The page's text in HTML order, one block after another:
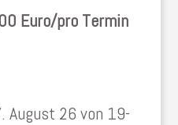
Euro/pro Termin
August 26 von 19-